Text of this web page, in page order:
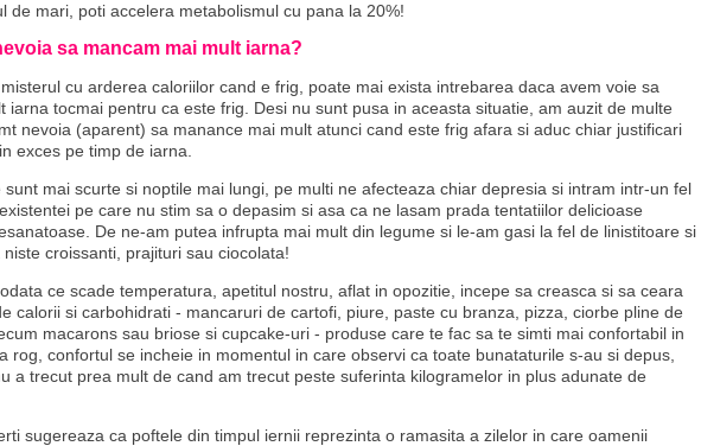
de mari, poti accelera metabolismul cu pana la 20%!
sa mancam mai mult iarna?
cu arderea caloriilor cand e frig, poate mai exista intrebarea daca avem voie sa
iarna tocmai pentru ca este frig. Desi nu sunt pusa in aceasta situatie, am auzit de multe
nevoia (aparent) sa manance mai mult atunci cand este frig afara si aduc chiar justificari
exces pe timp de iarna.
sunt mai scurte si noptile mai lungi, pe multi ne afecteaza chiar depresia si intram intr-un fel
pe care nu stim sa o depasim si asa ca ne lasam prada tentatiilor delicioase
De ne-am putea infrupta mai mult din legume si le-am gasi la fel de linistitoare si
croissanti, prajituri sau ciocolata!
ce scade temperatura, apetitul nostru, aflat in opozitie, incepe sa creasca si sa ceara
calorii si carbohidrati - mancaruri de cartofi, piure, paste cu branza, pizza, ciorbe pline de
macarons sau briose si cupcake-uri - produse care te fac sa te simti mai confortabil in
rog, confortul se incheie in momentul in care observi ca toate bunataturile s-au si depus,
a trecut prea mult de cand am trecut peste suferinta kilogramelor in plus adunate de
sugereaza ca poftele din timpul iernii reprezinta o ramasita a zilelor in care oamenii